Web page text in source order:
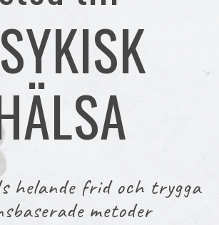
helande frid och trygga
metoder